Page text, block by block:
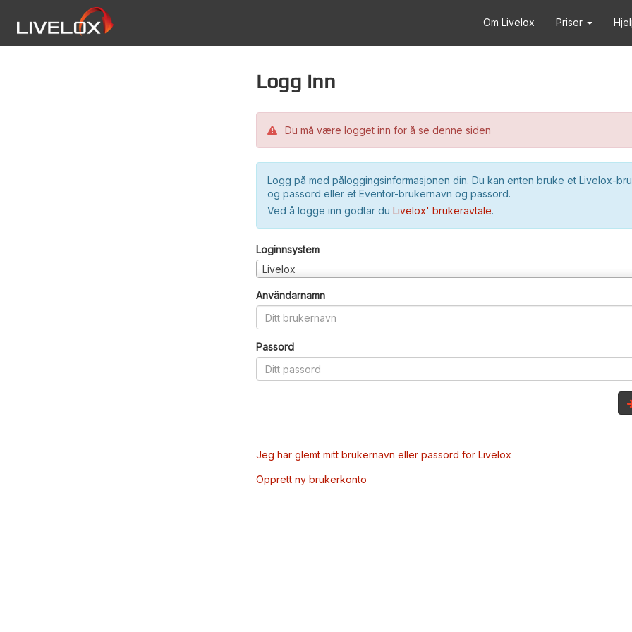
Om Livelox Priser
Logg inn
Du må være logget inn for å se denne siden
Logg på med påloggingsinformasjonen din. Du kan enten bruke et Livelox-
og passord eller et Eventor-brukernavn og passord.
Ved å logge inn godtar du Livelox' brukeravtale.
Loginnsystem
Livelox
Användarnamn
Passord
Jeg har glemt mitt brukernavn eller passord for Livelox
Opprett ny brukerkonto